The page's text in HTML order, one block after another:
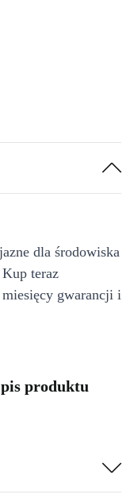
dla środowiska
teraz
gwarancji i
produktu